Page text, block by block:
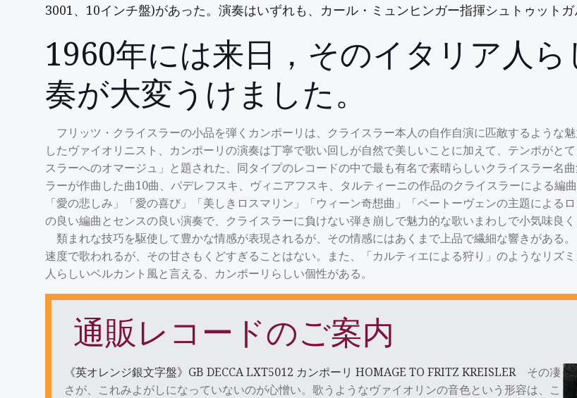
3001、10インチ盤)があった。演奏はいずれも、カール・ミュンヒンガー指揮シュトゥットガ
1960年には来日，そのイタリア人
奏が大変うけました。
フリッツ・クライスラーの小品を弾くカンポーリは、クライスラー本人の自作自演に匹敵するような
したヴァイオリニスト、カンポーリの演奏は丁寧で歌い回しが自然で美しいことに加えて、テンポがと
スラーへのオマージュ」と題された、同タイプのレコードの中で最も有名で素晴らしいクライスラー名
ラーが作曲した曲10曲、パデレフスキ、ヴィニアフスキ、タルティーニの作品のクライスラーによる編
「愛の悲しみ」「愛の喜び」「美しきロスマリン」「ウィーン奇想曲」「ベートーヴェンの主題による
の良い編曲とセンスの良い演奏で、クライスラーに負けない弾き崩しで魅力的な歌いまわしで小気味良く
類まれな技巧を駆使して豊かな情感が表現されるが、その情感にはあくまで上品で繊細な響きがある
速度で歌われるが、その甘さもくどすぎることはない。また、「カルティエによる狩り」のようなリズ
人らしいベルカント風と言える、カンポーリらしい個性がある。
通販レコードのご案内
《英オレンジ銀文字盤》GB DECCA LXT5012 カンポーリ HOMAGE TO FRITZ KREISLERその凄
さが、これみよがしになっていないのが心憎い。歌うようなヴァイオリンの音色という形容は、こ